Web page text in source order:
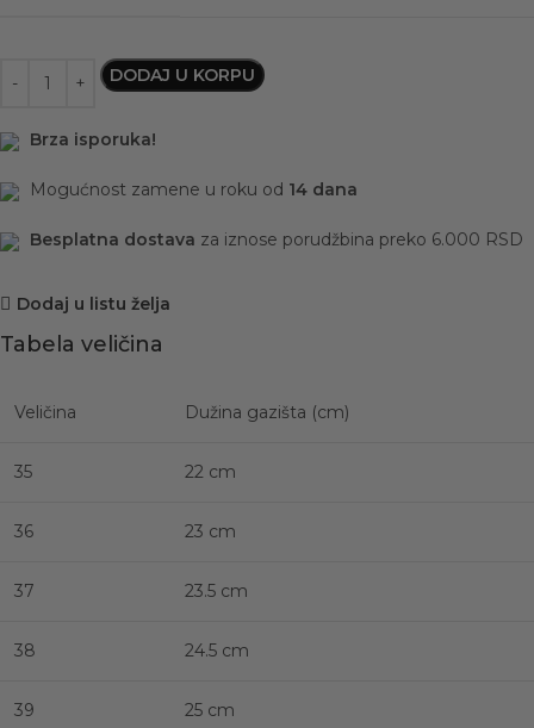
DODAJ U KORPU
Brza isporuka!
Mogućnost zamene u roku od 14 dana
Besplatna dostava za iznose porudžbina preko 6.000 RSD
Dodaj u listu želja
Tabela veličina
Veličina Dužina gazišta (cm)
35 22 cm
36 23 cm
37 23.5 cm
38 24.5 cm
39 25 cm